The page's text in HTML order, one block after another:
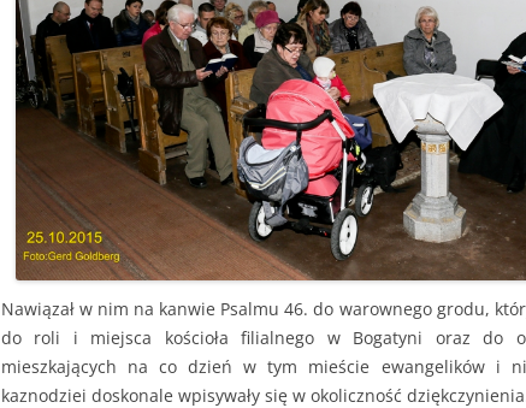
Nawiązał w nim na kanwie Psalmu 46. do warownego grodu,
do roli i miejsca kościoła filialnego w Bogatyni oraz do
mieszkających na co dzień w tym mieście ewangelików i
kaznodziei doskonale wpisywały się w okoliczność